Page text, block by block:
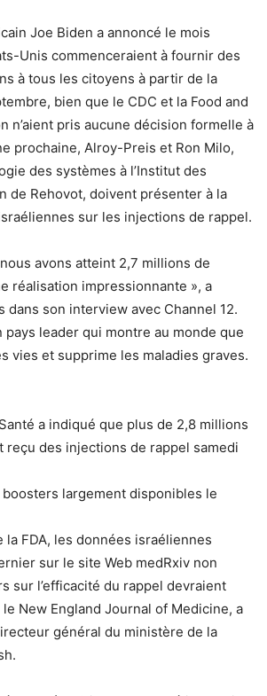
Joe Biden a annoncé le mois
Unis commenceraient à fournir des
à tous les citoyens à partir de la
bien que le CDC et la Food and
n’aient pris aucune décision formelle à
prochaine, Alroy-Preis et Ron Milo,
des systèmes à l’Institut des
de Rehovot, doivent présenter à la
sur les injections de rappel.
avons atteint 2,7 millions de
réalisation impressionnante », a
dans son interview avec Channel 12.
pays leader qui montre au monde que
vies et supprime les maladies graves.
a indiqué que plus de 2,8 millions
reçu des injections de rappel samedi
boosters largement disponibles le
la FDA, les données israéliennes
sur le site Web medRxiv non
sur l’efficacité du rappel devraient
New England Journal of Medicine, a
général du ministère de la